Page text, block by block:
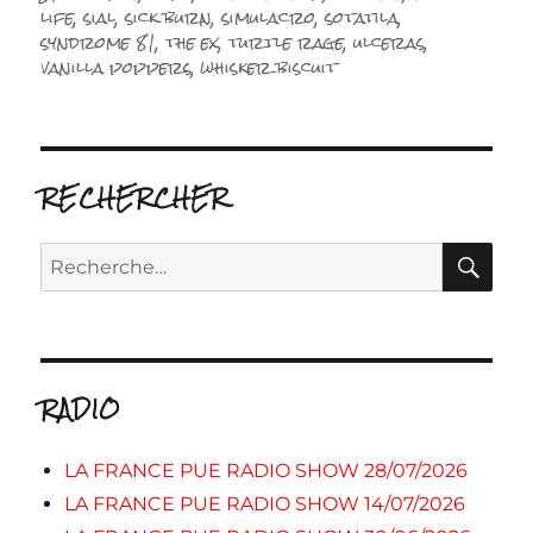
life,sial,sick burn,simulacro,sotatila,
syndrome 81,the ex,turtle rage,ulceras,
vanilla poppers,whisker biscuit
RECHERCHER
Recherche
pour :
RADIO
LA FRANCE PUE RADIO SHOW 28/07/2026
LA FRANCE PUE RADIO SHOW 14/07/2026